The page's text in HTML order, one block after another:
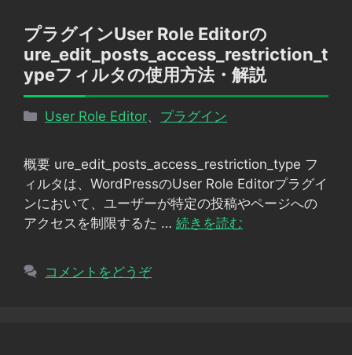
プラグインUser Role Editorの
ure_edit_posts_access_restriction_t
ypeフィルタの使用方法・解説
カ
リ
ー
User Role Editor プラグイン
概要 ure_edit_posts_access_restriction_type フ
ィルタは、WordPressのUser Role Editorプラグイ
ンにおいて、ユーザーが特定の投稿やページへの
アクセスを制限するた … 続きを読む
コメントをどうぞ